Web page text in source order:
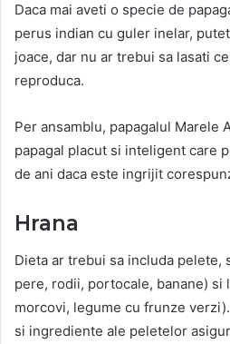
Daca mai aveti o specie de
perus indian cu guler inelar,
joace, dar nu ar trebui sa lasati
reproduca.
Per ansamblu, papagalul Marele
papagal placut si inteligent care
de ani daca este ingrijit
Hrana
Dieta ar trebui sa includa pelete,
pere, rodii, portocale, banane) si
morcovi, legume cu frunze
si ingrediente ale peletelor